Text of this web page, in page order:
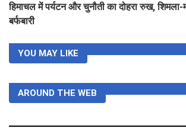
हिमाचल में पर्यटन और चुनौती का दोहरा रुख, शिमला-
बर्फबारी
YOU MAY LIKE
AROUND THE WEB